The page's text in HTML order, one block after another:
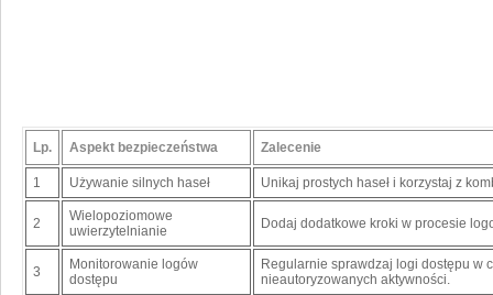
Lp. Aspekt ⁢bezpieczeństwa Zalecenie
1 Używanie silnych‍ haseł Unikaj prostych haseł ‌i korzystaj z
2
Wielopoziomowe
⁢uwierzytelnianie
Dodaj dodatkowe⁤ kroki w procesie
3
Monitorowanie ⁤logów
dostępu
Regularnie sprawdzaj logi dostępu w
nieautoryzowanych aktywności.